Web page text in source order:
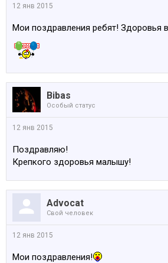
12 янв 2015
Мои поздравления ребят! Здоровья
Bibas
Особый статус
12 янв 2015
Поздравляю!
Крепкого здоровья малышу!
Advocat
Свой человек
12 янв 2015
Мои поздравления!